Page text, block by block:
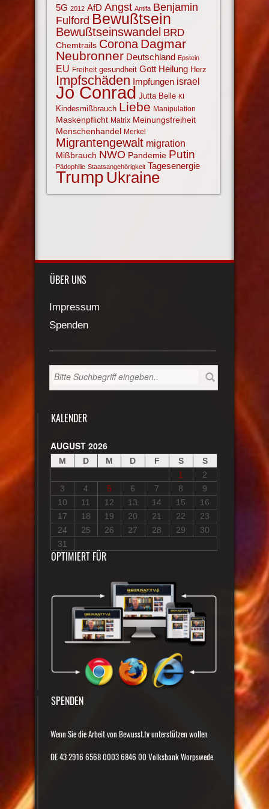
5G 2012 AfD Angst Antifa Benjamin
Fulford Bewußtsein
Bewußtseinswandel BRD
Chemtrails Corona Dagmar
Neubronner Deutschland Epstein
EU Freiheit gesundheit Gott Heilung Herz
Impfschäden Impfungen israel
Jo Conrad Jutta Belle KI
Kindesmißbrauch Liebe Manipulation
Maskenpflicht Matrix Meinungsfreiheit
Menschenhandel Merkel
Migrantengewalt migration
Mißbrauch NWO Pandemie Putin
Pädophilie Staatsangehörigkeit Tagesenergie
Trump Ukraine
ÜBER UNS
Impressum
Spenden
KALENDER
AUGUST 2026
M D M D F S
S
1
2
3
4 5 6 7 8
9
10
11 12 13 14 15
16
17
18 19 20 21 22
23
24
25 26 27 28 29
30
31
OPTIMIERT FÜR
SPENDEN
Wenn Sie die Arbeit von Bewusst.tv unterstützen wollen
DE 43 2916 6568 0003 6846 00 Volksbank Worpswede